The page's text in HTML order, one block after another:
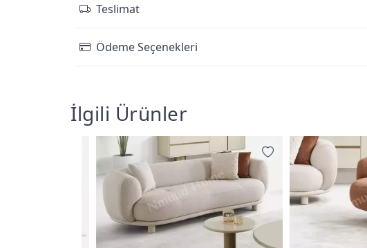
Teslimat
Ödeme Seçenekleri
İlgili Ürünler